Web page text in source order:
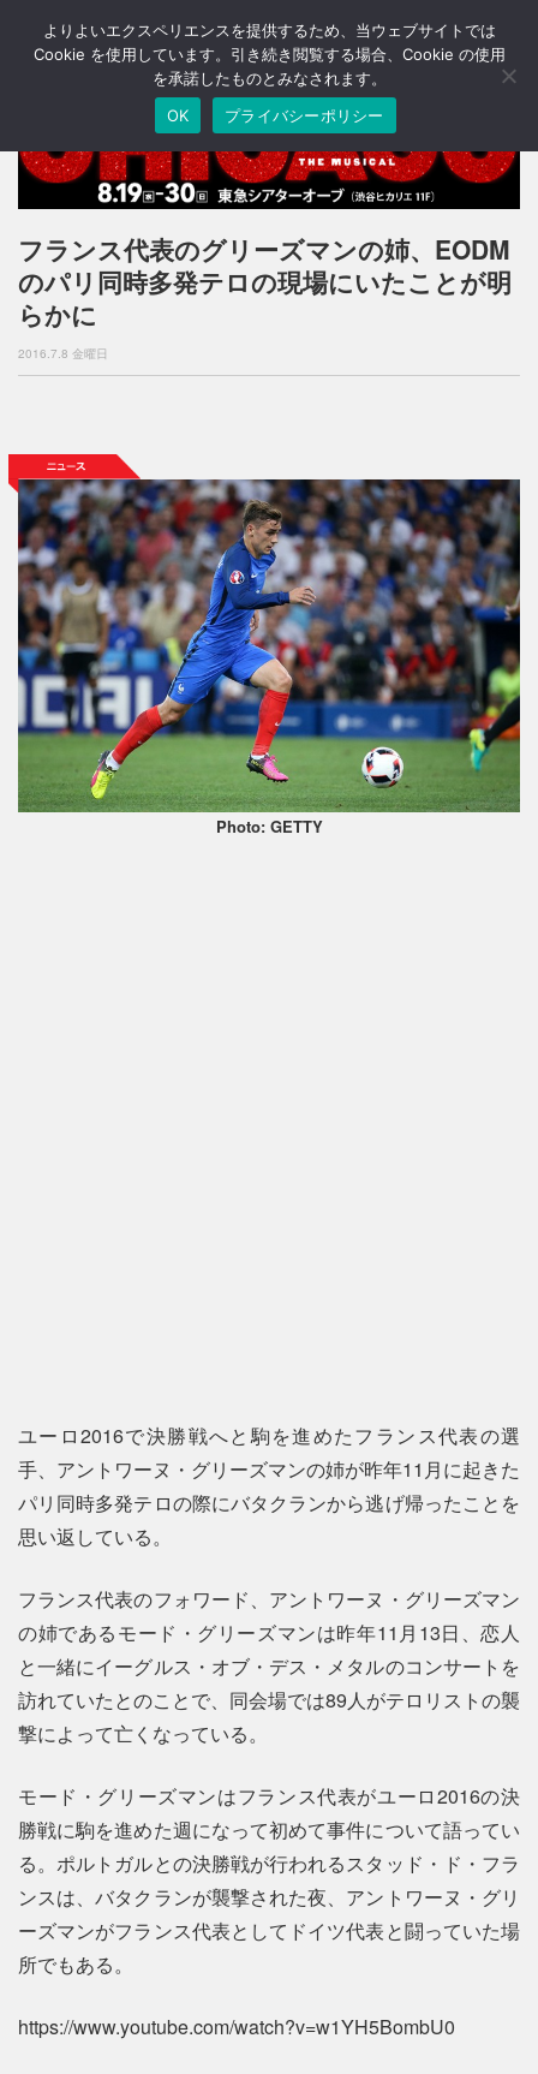
T
o
n
v
i
g
a
n
フランス代表のグリーズマンの姉、EODM
のパリ同時多発テロの現場にいたことが明
らかに
2016.7.8 金曜日
Photo: GETTY
ユーロ2016で決勝戦へと駒を進めたフランス代表の選
手、アントワーヌ・グリーズマンの姉が昨年11月に起きた
パリ同時多発テロの際にバタクランから逃げ帰ったことを
思い返している。
フランス代表のフォワード、アントワーヌ・グリーズマン
の姉であるモード・グリーズマンは昨年11月13日、恋人
と一緒にイーグルス・オブ・デス・メタルのコンサートを
訪れていたとのことで、同会場では89人がテロリストの襲
撃によって亡くなっている。
モード・グリーズマンはフランス代表がユーロ2016の決
勝戦に駒を進めた週になって初めて事件について語ってい
る。ポルトガルとの決勝戦が行われるスタッド・ド・フラ
ンスは、バタクランが襲撃された夜、アントワーヌ・グリ
ーズマンがフランス代表としてドイツ代表と闘っていた場
所でもある。
https://www.youtube.com/watch?v=w1YH5BombU0
よりよいエクスペリエンスを提供するため、当ウェブサイトでは
Cookie を使用しています。引き続き閲覧する場合、Cookie の使用
を承諾したものとみなされます。
OK
プライバシーポリシー